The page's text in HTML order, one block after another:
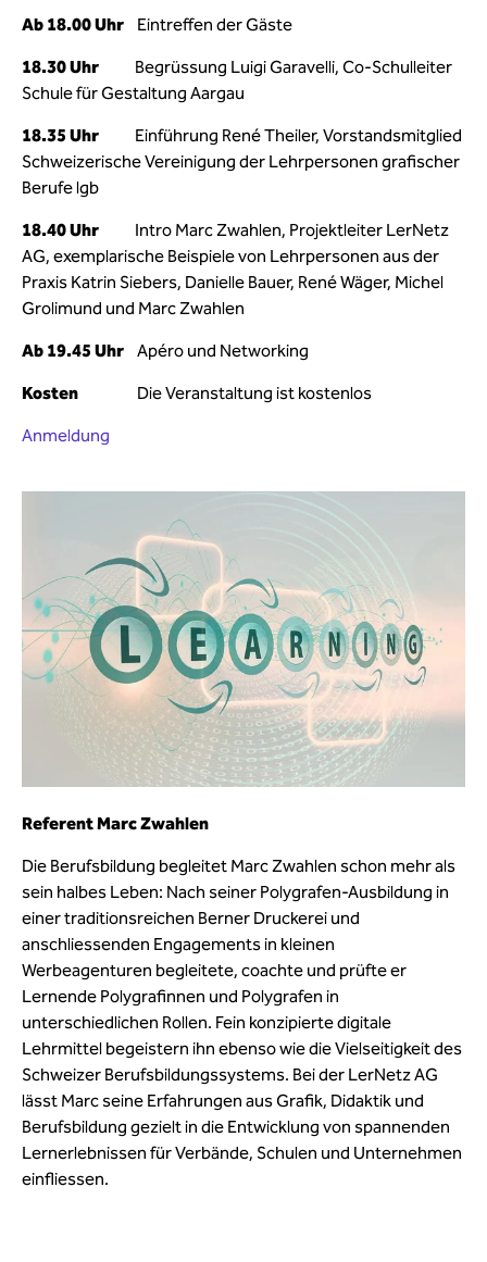
Ab 18.00 Uhr Eintreffen der Gäste
18.30 Uhr Begrüssung Luigi Garavelli, Co-Schulleiter
Schule für Gestaltung Aargau
18.35 Uhr Einführung René Theiler, Vorstandsmitglied
Schweizerische Vereinigung der Lehrpersonen grafischer
Berufe lgb
18.40 Uhr Intro Marc Zwahlen, Projektleiter LerNetz
AG, exemplarische Beispiele von Lehrpersonen aus der
Praxis Katrin Siebers, Danielle Bauer, René Wäger, Michel
Grolimund und Marc Zwahlen
Ab 19.45 Uhr Apéro und Networking
Kosten Die Veranstaltung ist kostenlos
Anmeldung
Referent Marc Zwahlen
Die Berufsbildung begleitet Marc Zwahlen schon mehr als
sein halbes Leben: Nach seiner Polygrafen-Ausbildung in
einer traditionsreichen Berner Druckerei und
anschliessenden Engagements in kleinen
Werbeagenturen begleitete, coachte und prüfte er
Lernende Polygrafinnen und Polygrafen in
unterschiedlichen Rollen. Fein konzipierte digitale
Lehrmittel begeistern ihn ebenso wie die Vielseitigkeit des
Schweizer Berufsbildungssystems. Bei der LerNetz AG
lässt Marc seine Erfahrungen aus Grafik, Didaktik und
Berufsbildung gezielt in die Entwicklung von spannenden
Lernerlebnissen für Verbände, Schulen und Unternehmen
einfliessen.